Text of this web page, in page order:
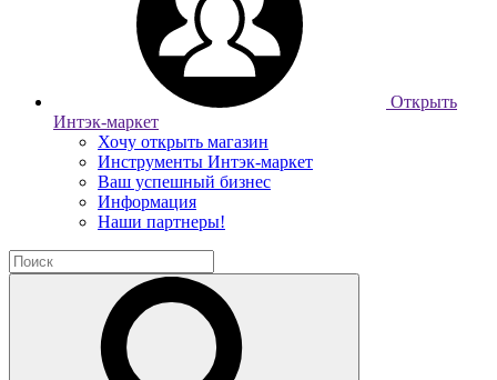
Открыть
Интэк-маркет
Хочу открыть магазин
Инструменты Интэк-маркет
Ваш успешный бизнес
Информация
Наши партнеры!